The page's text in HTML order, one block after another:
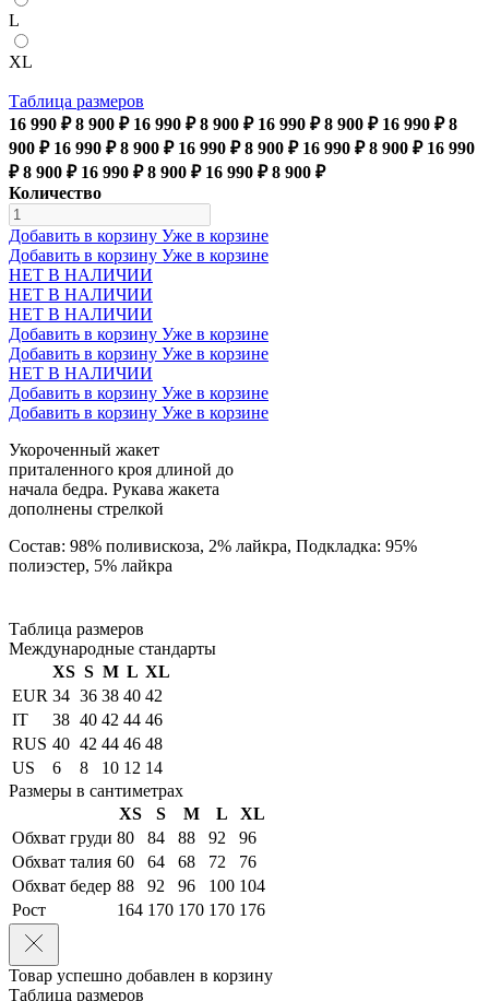
L
XL
Таблица размеров
16 990 ₽ 8 900 ₽ 16 990 ₽ 8 900 ₽ 16 990 ₽ 8 900 ₽ 16 990 ₽ 8
900 ₽ 16 990 ₽ 8 900 ₽ 16 990 ₽ 8 900 ₽ 16 990 ₽ 8 900 ₽ 16 990
₽ 8 900 ₽ 16 990 ₽ 8 900 ₽ 16 990 ₽ 8 900 ₽
Количество
Добавить в корзину Уже в корзине
Добавить в корзину Уже в корзине
НЕТ В НАЛИЧИИ
НЕТ В НАЛИЧИИ
НЕТ В НАЛИЧИИ
Добавить в корзину Уже в корзине
Добавить в корзину Уже в корзине
НЕТ В НАЛИЧИИ
Добавить в корзину Уже в корзине
Добавить в корзину Уже в корзине
Укороченный жакет
приталенного кроя длиной до
начала бедра. Рукава жакета
дополнены стрелкой
Состав: 98% поливискоза, 2% лайкра, Подкладка: 95%
полиэстер, 5% лайкра
Таблица размеров
Международные стандарты
XS S M L XL
EUR 34 36 38 40 42
IT
38 40 42 44 46
RUS 40 42 44 46 48
US
6 8 10 12 14
Размеры в сантиметрах
XS
S M L
XL
Обхват груди 80 84 88 92
96
Обхват талия 60 64 68 72
76
Обхват бедер 88 92 96 100 104
Рост
164 170 170 170 176
Товар успешно добавлен в корзину
Таблица размеров